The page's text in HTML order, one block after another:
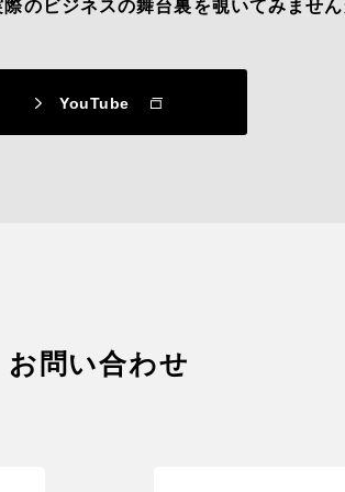
際のビジネスの舞台裏を覗いてみませ
YouTube
お問い合わせ